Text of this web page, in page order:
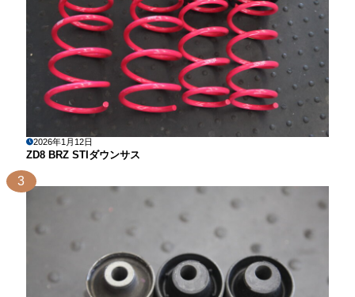
2026年1月12日
ZD8 BRZ STIダウンサス
3